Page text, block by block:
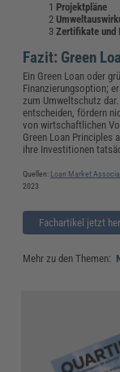
Projektpläne
Zertifikate und
Fazit: Green
Ein Green Loan oder
Finanzierungsoption;
zum Umweltschutz
entscheiden, fördern
von wirtschaftlichen
Green Loan Principles
ihre Investitionen
Quellen: Loan Market
2023
Fachartikel jetzt
Mehr zu den Themen: